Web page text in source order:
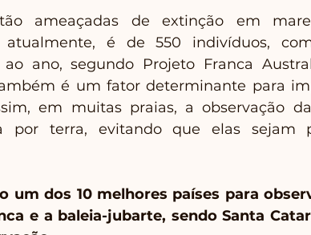
ameaçadas de extinção em
atualmente, é de 550 indivíduos,
ano, segundo Projeto Franca
é um fator determinante para
em muitas praias, a observação
por terra, evitando que elas sejam
um dos 10 melhores países para
e a baleia-jubarte, sendo Santa